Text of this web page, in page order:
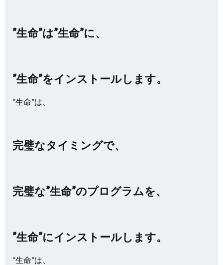
”生命”は”生命”に、
”生命”をインストールします。
”生命”は、
完璧なタイミングで、
完璧な”生命”のプログラムを、
”生命”にインストールします。
”生命”は、